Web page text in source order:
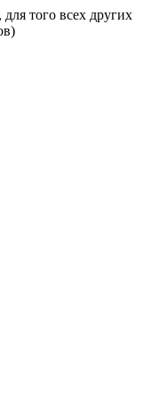
того всех других